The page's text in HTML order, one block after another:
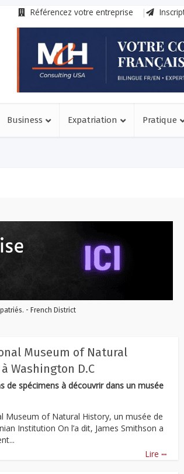
Référencez votre entreprise
Business Expatriation Pratique
- French District
Museum of Natural
Washington D.C
de spécimens à découvrir dans un musée
Museum of Natural History, un musée de
Institution On l’a dit, James Smithson a
Lire ...